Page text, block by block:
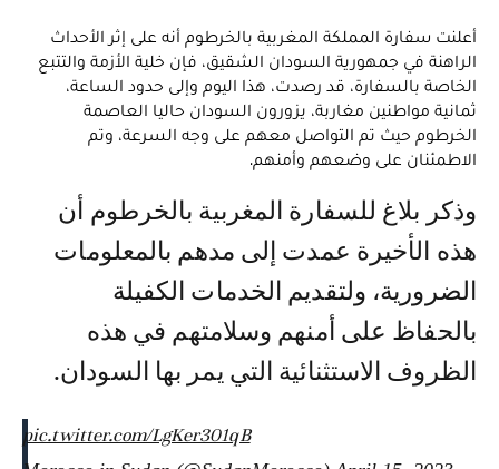
أعلنت سفارة المملكة المغربية بالخرطوم أنه على إثر الأحداث
الراهنة في جمهورية السودان الشقيق، فإن خلية الأزمة والتتبع
الخاصة بالسفارة، قد رصدت، هذا اليوم وإلى حدود الساعة،
ثمانية مواطنين مغاربة، يزورون السودان حاليا العاصمة
الخرطوم حيث تم التواصل معهم على وجه السرعة، وتم
الاطمئنان على وضعهم وأمنهم.
وذكر بلاغ للسفارة المغربية بالخرطوم أن
هذه الأخيرة عمدت إلى مدهم بالمعلومات
الضرورية، ولتقديم الخدمات الكفيلة
بالحفاظ على أمنهم وسلامتهم في هذه
الظروف الاستثنائية التي يمر بها السودان.
pic.twitter.com/LgKer301qB